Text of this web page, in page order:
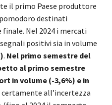
il primo Paese produttore
destinati
Nel 2024 i mercati
positivi sia in volume
. Nel primo semestre del
al primo semestre
in volume (-3,6%) e in
certamente all’incertezza